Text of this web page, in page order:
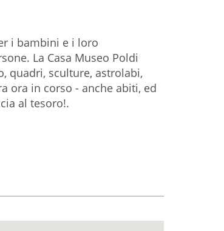
i bambini e i loro
La Casa Museo Poldi
quadri, sculture, astrolabi,
ora in corso - anche abiti, ed
al tesoro!.